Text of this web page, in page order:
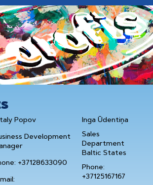
Popov
Development
+37128633090
Inga Ūdentiņa
Sales
Department
Baltic States
Phone:
+37125167167